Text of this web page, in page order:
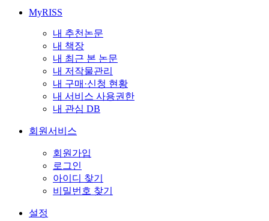
MyRISS
내 추천논문
내 책장
내 최근 본 논문
내 저작물관리
내 구매·신청 현황
내 서비스 사용권한
내 관심 DB
회원서비스
회원가입
로그인
아이디 찾기
비밀번호 찾기
설정